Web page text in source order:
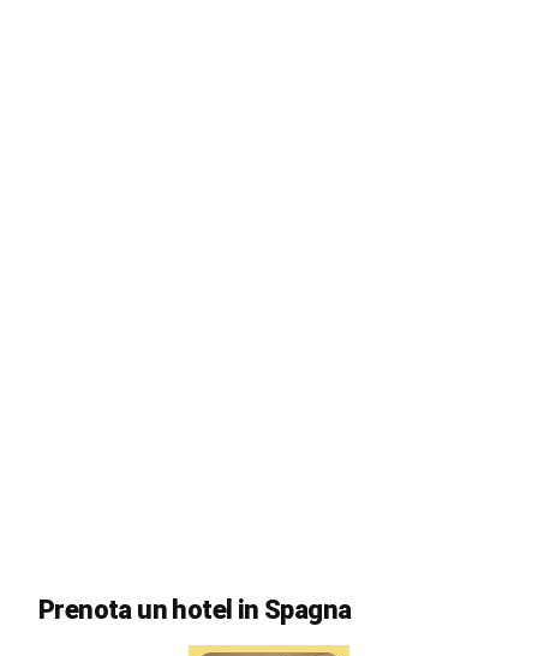
Prenota un hotel in Spagna